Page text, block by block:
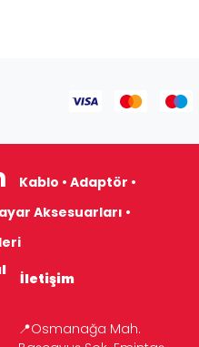
Kablo • Adaptör •
Aksesuarları •
İletişim
📍Osmanağa Mah.